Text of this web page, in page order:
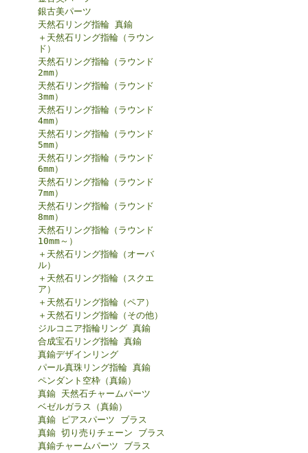
銀古美パーツ
天然石リング指輪 真鍮
＋天然石リング指輪（ラウン
ド）
天然石リング指輪（ラウンド
2mm）
天然石リング指輪（ラウンド
3mm）
天然石リング指輪（ラウンド
4mm）
天然石リング指輪（ラウンド
5mm）
天然石リング指輪（ラウンド
6mm）
天然石リング指輪（ラウンド
7mm）
天然石リング指輪（ラウンド
8mm）
天然石リング指輪（ラウンド
10mm～）
＋天然石リング指輪（オーバ
ル）
＋天然石リング指輪（スクエ
ア）
＋天然石リング指輪（ペア）
＋天然石リング指輪（その他）
ジルコニア指輪リング 真鍮
合成宝石リング指輪 真鍮
真鍮デザインリング
パール真珠リング指輪 真鍮
ペンダント空枠（真鍮）
真鍮 天然石チャームパーツ
ベゼルガラス（真鍮）
真鍮 ピアスパーツ ブラス
真鍮 切り売りチェーン ブラス
真鍮チャームパーツ ブラス